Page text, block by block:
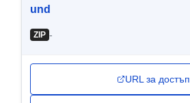
und
ZIP -
URL за достъп